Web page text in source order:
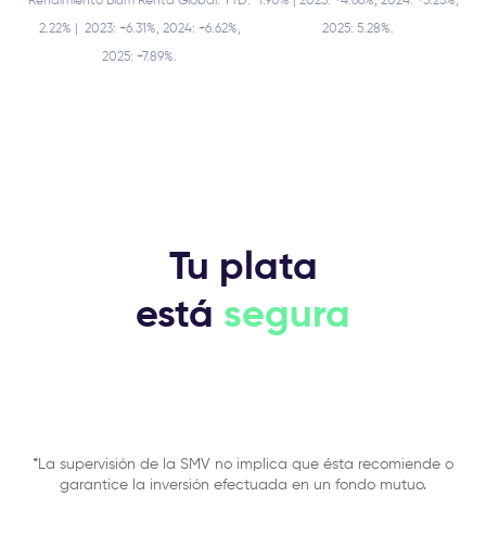
2.22% | 2023: +6.31%, 2024: +6.62%,
2025: +7.89%.
2025: 5.28%.
Tu plata
está segura
*La supervisión de la SMV no implica que ésta recomiende o
garantice la inversión efectuada en un fondo mutuo.